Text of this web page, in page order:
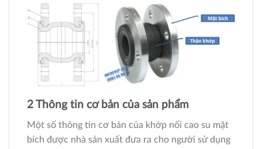
2 Thông tin cơ bản của sản phẩm
Một số thông tin cơ bản của khớp nối cao su mặt
bích được nhà sản xuất đưa ra cho người sử dụng